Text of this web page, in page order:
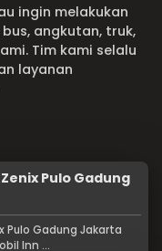
ingin melakukan
angkutan, truk,
Tim kami selalu
layanan
Pulo Gadung
Pulo Gadung Jakarta
Inn ...